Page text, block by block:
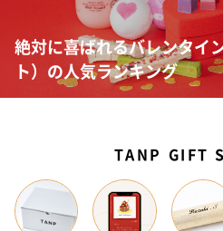
絶対に喜ばれるバレンタイ
ト）の人気ランキング
TANP GIFT